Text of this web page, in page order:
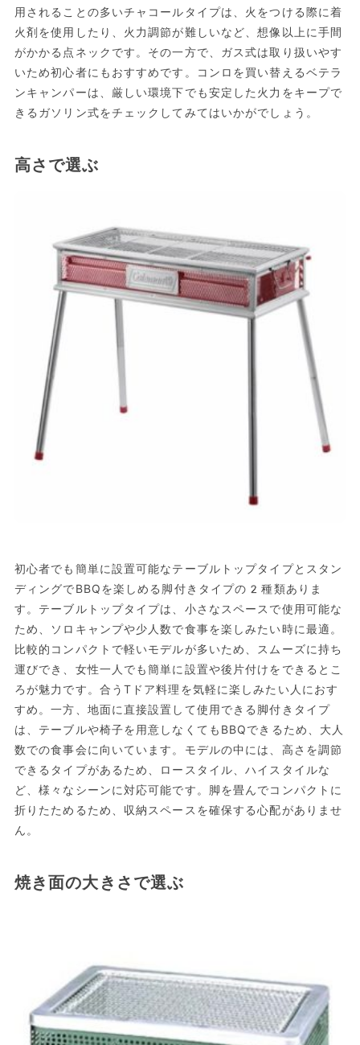
用されることの多いチャコールタイプは、火をつける際に着
火剤を使用したり、火力調節が難しいなど、想像以上に手間
がかかる点ネックです。その一方で、ガス式は取り扱いやす
いため初心者にもおすすめです。コンロを買い替えるベテラ
ンキャンパーは、厳しい環境下でも安定した火力をキープで
きるガソリン式をチェックしてみてはいかがでしょう。
高さで選ぶ
初心者でも簡単に設置可能なテーブルトップタイプとスタン
ディングでBBQを楽しめる脚付きタイプの2種類ありま
す。テーブルトップタイプは、小さなスペースで使用可能な
ため、ソロキャンプや少人数で食事を楽しみたい時に最適。
比較的コンパクトで軽いモデルが多いため、スムーズに持ち
運びでき、女性一人でも簡単に設置や後片付けをできるとこ
ろが魅力です。合うTドア料理を気軽に楽しみたい人におす
すめ。一方、地面に直接設置して使用できる脚付きタイプ
は、テーブルや椅子を用意しなくてもBBQできるため、大人
数での食事会に向いています。モデルの中には、高さを調節
できるタイプがあるため、ロースタイル、ハイスタイルな
ど、様々なシーンに対応可能です。脚を畳んでコンパクトに
折りたためるため、収納スペースを確保する心配がありませ
ん。
焼き面の大きさで選ぶ